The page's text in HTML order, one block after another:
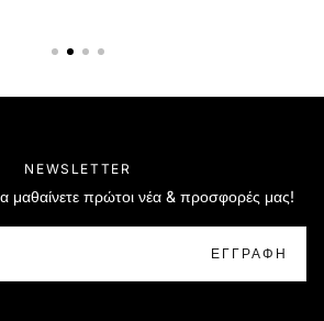
NEWSLETTER
μαθαίνετε πρώτοι νέα & προσφορές μας!
ΕΓΓΡΑΦΉ